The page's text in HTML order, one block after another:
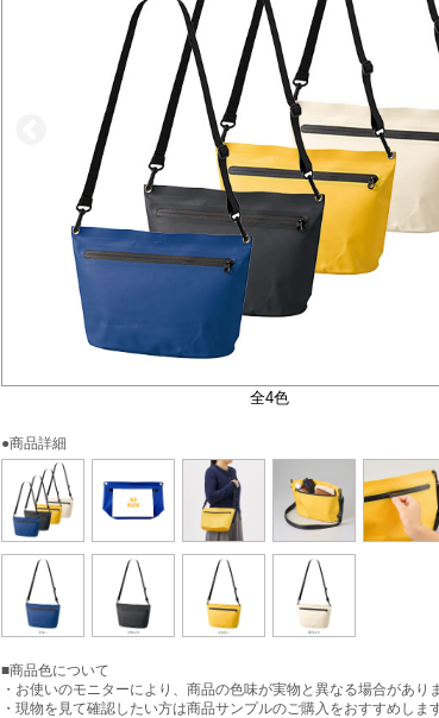
全4色
A5サイズ
大きさイメージ
使用イメージ
開口部ファスナー付き
バッグ内側
●商品詳細
■商品色について
・お使いのモニターにより、商品の色味が実物と異なる場合があり
・現物を見て確認したい方は商品サンプルのご購入をおすすめします